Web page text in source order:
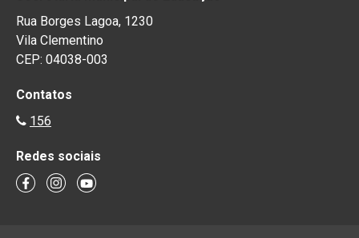
Rua Borges Lagoa, 1230
Vila Clementino
CEP: 04038-003
Contatos
156
Redes sociais